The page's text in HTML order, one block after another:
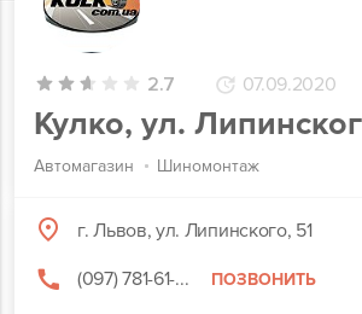
2.7 07.09.2020
Кулко, ул.
Автомагазин Шиномонтаж
г. Львов, ул. Липинского, 51
(097) 781-61-...
ПОЗВОНИТЬ